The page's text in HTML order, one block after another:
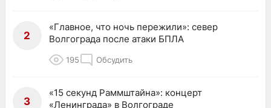
2
«Главное, что ночь пережили»: север
Волгограда после атаки БПЛА
195 Обсудить
3
«15 секунд Раммштайна»: концерт
«Ленинграда» в Волгограде